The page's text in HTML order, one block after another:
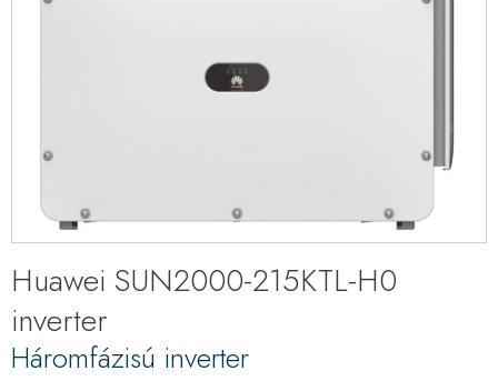
Huawei SUN2000-215KTL-H0
inverter
Háromfázisú inverter